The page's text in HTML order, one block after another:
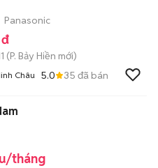
Panasonic
(P. Bảy Hiền mới)
Châu 5.0 35 đã bán
tháng